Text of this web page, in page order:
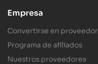
Empresa
Convertirse en proveedor
Programa de afiliados
Nuestros proveedores